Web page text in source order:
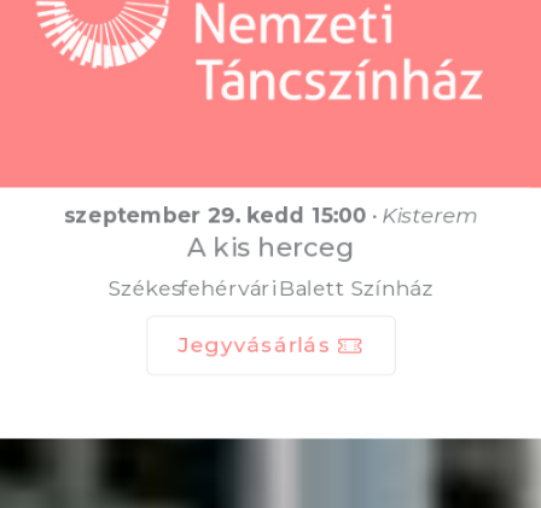
szeptember 29. kedd 15:00• Kisterem
A kis herceg
Székesfehérvári Balett Színház